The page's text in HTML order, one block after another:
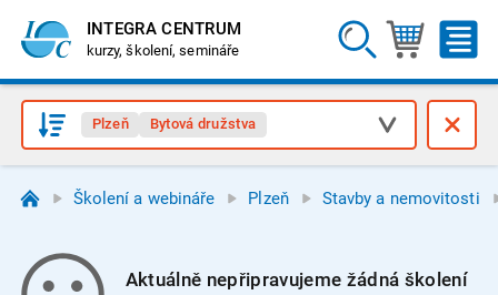
INTEGRA CENTRUM
kurzy, školení, semináře
Plzeň Bytová družstva
Školení a webináře Plzeň Stavby a nemovitosti
Aktuálně nepřipravujeme žádná školení